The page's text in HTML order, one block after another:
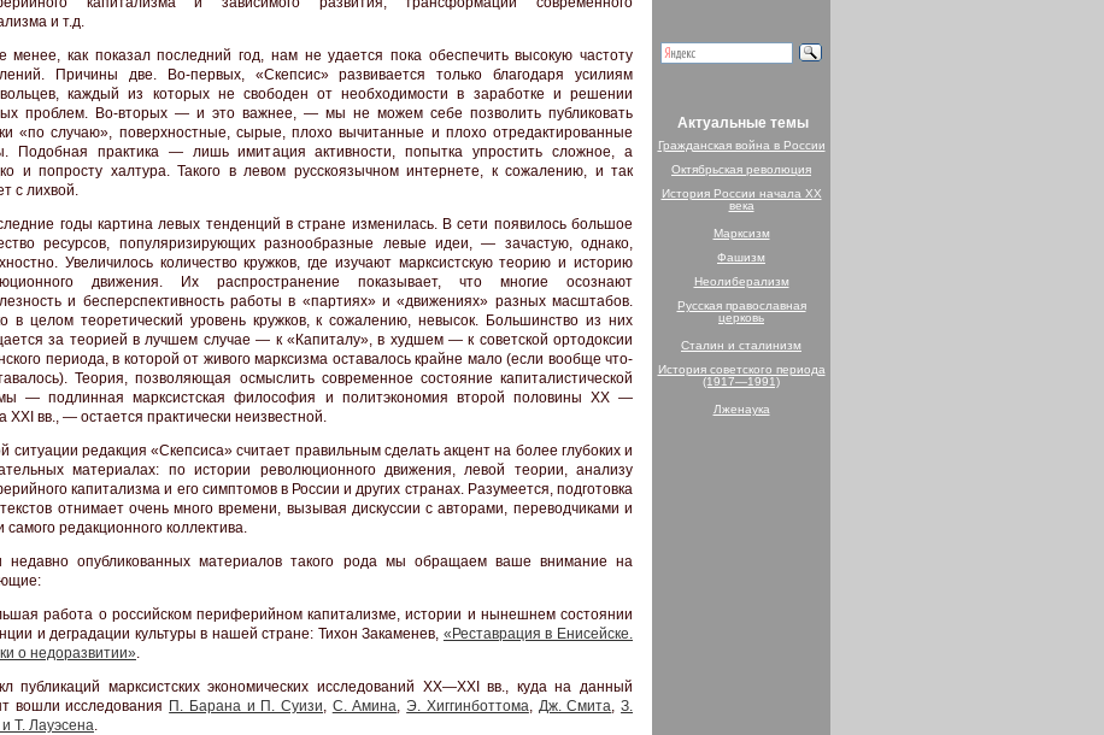
и т.д.
менее, как показал последний год, нам не удается пока обеспечить высокую частоту
Причины две. Во-первых, «Скепсис» развивается только благодаря усилиям
каждый из которых не свободен от необходимости в заработке и решении
проблем. Во-вторых — и это важнее, — мы не можем себе позволить публиковать
«по случаю», поверхностные, сырые, плохо вычитанные и плохо отредактированные
Подобная практика — лишь имитация активности, попытка упростить сложное, а
и попросту халтура. Такого в левом русскоязычном интернете, к сожалению, и так
с лихвой.
годы картина левых тенденций в стране изменилась. В сети появилось большое
ресурсов, популяризирующих разнообразные левые идеи, — зачастую, однако,
Увеличилось количество кружков, где изучают марксистскую теорию и историю
движения. Их распространение показывает, что многие осознают
и бесперспективность работы в «партиях» и «движениях» разных масштабов.
в целом теоретический уровень кружков, к сожалению, невысок. Большинство из них
за теорией в лучшем случае — к «Капиталу», в худшем — к советской ортодоксии
периода, в которой от живого марксизма оставалось крайне мало (если вообще что-
Теория, позволяющая осмыслить современное состояние капиталистической
— подлинная марксистская философия и политэкономия второй половины XX —
XXI вв., — остается практически неизвестной.
ситуации редакция «Скепсиса» считает правильным сделать акцент на более глубоких и
материалах: по истории революционного движения, левой теории, анализу
капитализма и его симптомов в России и других странах. Разумеется, подготовка
отнимает очень много времени, вызывая дискуссии с авторами, переводчиками и
самого редакционного коллектива.
недавно опубликованных материалов такого рода мы обращаем ваше внимание на
работа о российском периферийном капитализме, истории и нынешнем состоянии
и деградации культуры в нашей стране: Тихон Закаменев, «Реставрация в Енисейске.
о недоразвитии»
публикаций марксистских экономических исследований XX—XXI вв., куда на данный
вошли исследования П. Барана и П. Суизи С. Амина ,Э. Хиггинботтома Дж. Смита ,З.
Т. Лауэсена
Актуальные темы
Гражданская война в России
Октябрьская революция
История России начала XX
века
Марксизм
Фашизм
Неолиберализм
Русская православная
церковь
Сталин и сталинизм
История советского периода
(1917—1991)
Лженаука